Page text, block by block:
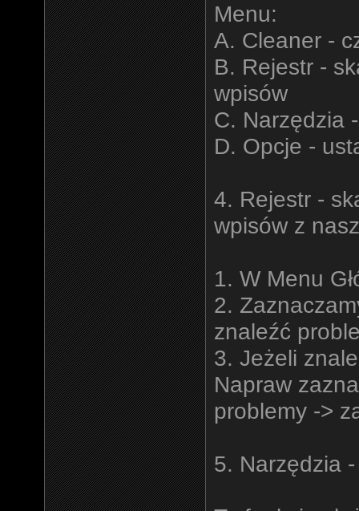
Menu:
A. Cleaner -
B. Rejestr -
wpisów
C. Narzędzia
D. Opcje -
4. Rejestr -
wpisów z
1. W Menu
2.
znaleźć
3. Jeżeli
Napraw
problemy ->
5. Narzędzia